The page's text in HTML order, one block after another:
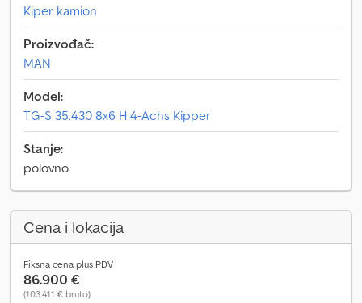
Kiper kamion
Proizvođač:
MAN
Model:
TG-S 35.430 8x6 H 4-Achs Kipper
Stanje:
polovno
Cena i lokacija
Fiksna cena plus PDV
86.900 €
(103.411 € bruto)